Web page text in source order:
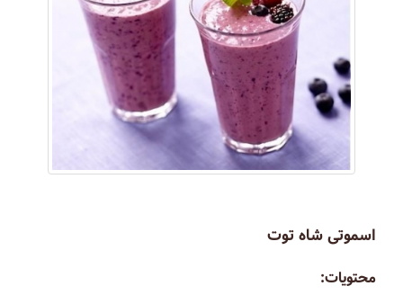
اسموتی شاه توت
محتویات: